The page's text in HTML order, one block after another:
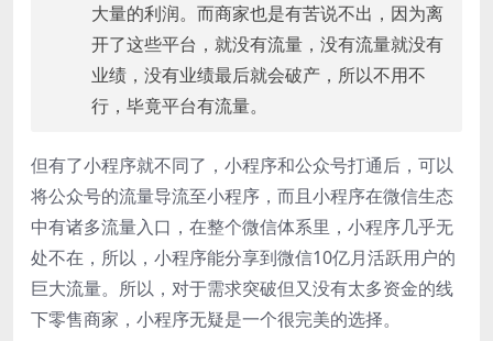
大量的利润。而商家也是有苦说不出，因为离
开了这些平台，就没有流量，没有流量就没有
业绩，没有业绩最后就会破产，所以不用不
行，毕竟平台有流量。
但有了小程序就不同了，小程序和公众号打通后，可以
将公众号的流量导流至小程序，而且小程序在微信生态
中有诸多流量入口，在整个微信体系里，小程序几乎无
处不在，所以，小程序能分享到微信10亿月活跃用户的
巨大流量。所以，对于需求突破但又没有太多资金的线
下零售商家，小程序无疑是一个很完美的选择。